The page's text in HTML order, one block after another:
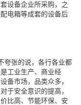
设备企业所采购，之
电箱等成套的设备后
夸张的说，各行各业都
工业生产、商业经
备市场，品类众多，
于安全意识的提高，
比高、节能环保、安